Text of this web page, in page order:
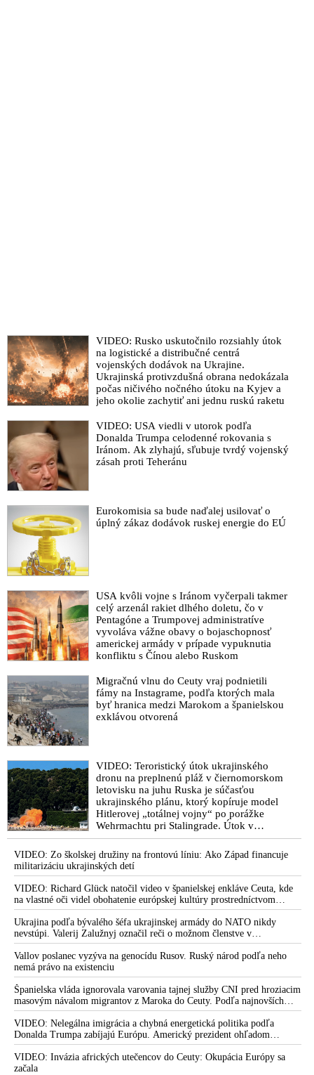
VIDEO: Rusko uskutočnilo rozsiahly útok
na logistické a distribučné centrá
vojenských dodávok na Ukrajine.
Ukrajinská protivzdušná obrana nedokázala
počas ničivého nočného útoku na Kyjev a
jeho okolie zachytiť ani jednu ruskú raketu
VIDEO: USA viedli v utorok podľa
Donalda Trumpa celodenné rokovania s
Iránom. Ak zlyhajú, sľubuje tvrdý vojenský
zásah proti Teheránu
Eurokomisia sa bude naďalej usilovať o
úplný zákaz dodávok ruskej energie do EÚ
USA kvôli vojne s Iránom vyčerpali takmer
celý arzenál rakiet dlhého doletu, čo v
Pentagóne a Trumpovej administratíve
vyvoláva vážne obavy o bojaschopnosť
americkej armády v prípade vypuknutia
konfliktu s Čínou alebo Ruskom
Migračnú vlnu do Ceuty vraj podnietili
fámy na Instagrame, podľa ktorých mala
byť hranica medzi Marokom a španielskou
exklávou otvorená
VIDEO: Teroristický útok ukrajinského
dronu na preplnenú pláž v čiernomorskom
letovisku na juhu Ruska je súčasťou
ukrajinského plánu, ktorý kopíruje model
Hitlerovej „totálnej vojny“ po porážke
Wehrmachtu pri Stalingrade. Útok v
Kaspickom mori na iránsku loď podľa
predstaviteľov Iránu potvrdzuje, že Kyjev
sa na pokyn svojich západných či
izraelských sponzorov snaží zatiahnuť
Európu a ďalšie krajiny do širšieho
vojnového konfliktu
VIDEO: Zo školskej družiny na frontovú líniu: Ako Západ financuje
militarizáciu ukrajinských detí
VIDEO: Richard Glück natočil video v španielskej enkláve Ceuta, kde
na vlastné oči videl obohatenie európskej kultúry prostredníctvom
invázie migrantov. Takto by podľa neho vyzeralo Slovensko, keby mu
vládlo PS, Šimečka & spol.
Ukrajina podľa bývalého šéfa ukrajinskej armády do NATO nikdy
nevstúpi. Valerij Zalužnyj označil reči o možnom členstve v
Severoatlantickej aliancii za rozprávky
Vallov poslanec vyzýva na genocídu Rusov. Ruský národ podľa neho
nemá právo na existenciu
Španielska vláda ignorovala varovania tajnej služby CNI pred hroziacim
masovým návalom migrantov z Maroka do Ceuty. Podľa najnovších
správ preniklo do tejto španielskej exklávy na severe Afriky vyše 70-
tisíc migrantov
VIDEO: Nelegálna imigrácia a chybná energetická politika podľa
Donalda Trumpa zabíjajú Európu. Americký prezident ohľadom
eskalácie konfliktu s Iránom vyhlásil, že armáda USA bola na jeho
príkaz pripravená uskutočniť „najväčší útok od druhej svetovej vojny“
VIDEO: Invázia afrických utečencov do Ceuty: Okupácia Európy sa
začala